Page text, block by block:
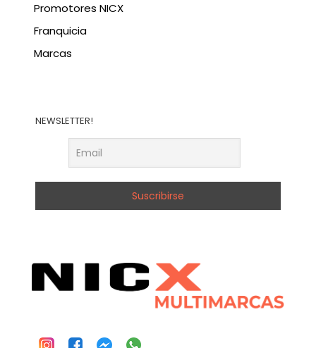
Promotores NICX
Franquicia
Marcas
NEWSLETTER!